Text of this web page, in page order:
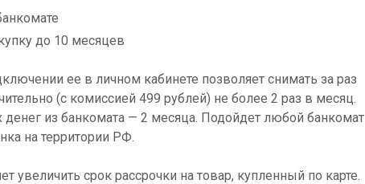
до 10 месяцев
ее в личном кабинете позволяет снимать за раз
(с комиссией 499 рублей) не более 2 раз в месяц.
денег из банкомата — 2 месяца. Подойдет любой банкомат
на территории РФ.
увеличить срок рассрочки на товар, купленный по карте.